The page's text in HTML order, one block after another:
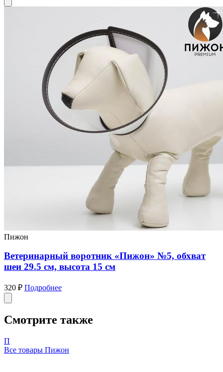
Пижон
Ветеринарный воротник «Пижон» №5, обхват
шеи 29.5 см, высота 15 см
320 ₽ Подробнее
Смотрите также
П
Все товары Пижон